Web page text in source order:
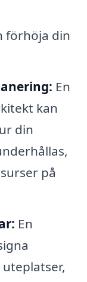
förhöja din
En
kan
din
på
En